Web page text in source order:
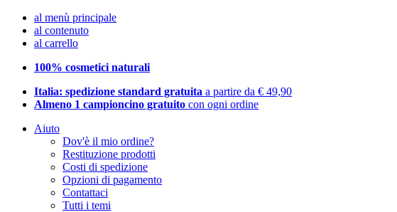
al menù principale
al contenuto
al carrello
100% cosmetici naturali
Italia: spedizione standard gratuita a partire da € 49,90
Almeno 1 campioncino gratuito con ogni ordine
Aiuto
Dov'è il mio ordine?
Restituzione prodotti
Costi di spedizione
Opzioni di pagamento
Contattaci
Tutti i temi